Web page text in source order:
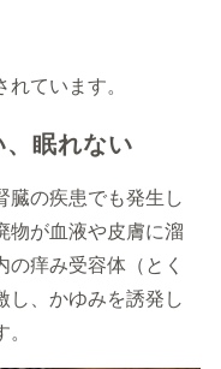
ています。
眠れない
臓の疾患でも発生し
物が血液や皮膚に溜
痒み受容体（とく
し、かゆみを誘発し